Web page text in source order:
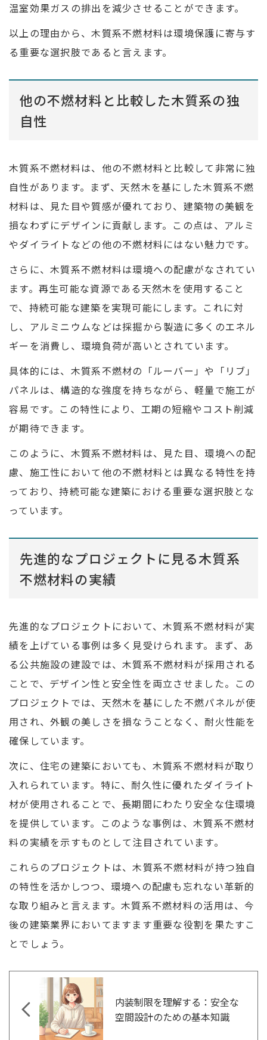
温室効果ガスの排出を減少させることができます。
以上の理由から、木質系不燃材料は環境保護に寄与す
る重要な選択肢であると言えます。
他の不燃材料と比較した木質系の独
自性
木質系不燃材料は、他の不燃材料と比較して非常に独
自性があります。まず、天然木を基にした木質系不燃
材料は、見た目や質感が優れており、建築物の美観を
損なわずにデザインに貢献します。この点は、アルミ
やダイライトなどの他の不燃材料にはない魅力です。
さらに、木質系不燃材料は環境への配慮がなされてい
ます。再生可能な資源である天然木を使用すること
で、持続可能な建築を実現可能にします。これに対
し、アルミニウムなどは採掘から製造に多くのエネル
ギーを消費し、環境負荷が高いとされています。
具体的には、木質系不燃材の「ルーバー」や「リブ」
パネルは、構造的な強度を持ちながら、軽量で施工が
容易です。この特性により、工期の短縮やコスト削減
が期待できます。
このように、木質系不燃材料は、見た目、環境への配
慮、施工性において他の不燃材料とは異なる特性を持
っており、持続可能な建築における重要な選択肢とな
っています。
先進的なプロジェクトに見る木質系
不燃材料の実績
先進的なプロジェクトにおいて、木質系不燃材料が実
績を上げている事例は多く見受けられます。まず、あ
る公共施設の建設では、木質系不燃材料が採用される
ことで、デザイン性と安全性を両立させました。この
プロジェクトでは、天然木を基にした不燃パネルが使
用され、外観の美しさを損なうことなく、耐火性能を
確保しています。
次に、住宅の建築においても、木質系不燃材料が取り
入れられています。特に、耐久性に優れたダイライト
材が使用されることで、長期間にわたり安全な住環境
を提供しています。このような事例は、木質系不燃材
料の実績を示すものとして注目されています。
これらのプロジェクトは、木質系不燃材料が持つ独自
の特性を活かしつつ、環境への配慮も忘れない革新的
な取り組みと言えます。木質系不燃材料の活用は、今
後の建築業界においてますます重要な役割を果たすこ
とでしょう。
内装制限を理解する：安全な
空間設計のための基本知識